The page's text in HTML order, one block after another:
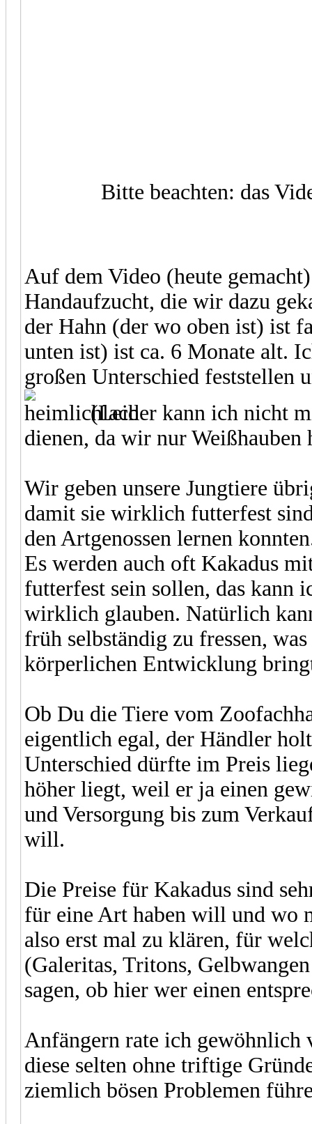
Bitte beachten: das
Auf dem Video (heute
Handaufzucht, die wir dazu
der Hahn (der wo oben ist) ist
unten ist) ist ca. 6 Monate alt.
großen Unterschied feststellen
(Leider kann ich nicht
dienen, da wir nur Weißhauben
Wir geben unsere Jungtiere
damit sie wirklich futterfest
den Artgenossen lernen
Es werden auch oft Kakadus
futterfest sein sollen, das kann
wirklich glauben. Natürlich
früh selbständig zu fressen,
körperlichen Entwicklung
Ob Du die Tiere vom
eigentlich egal, der Händler
Unterschied dürfte im Preis
höher liegt, weil er ja einen
und Versorgung bis zum
will.
Die Preise für Kakadus sind
für eine Art haben will und wo
also erst mal zu klären, für
(Galeritas, Tritons,
sagen, ob hier wer einen
Anfängern rate ich gewöhnlich
diese selten ohne triftige
ziemlich bösen Problemen